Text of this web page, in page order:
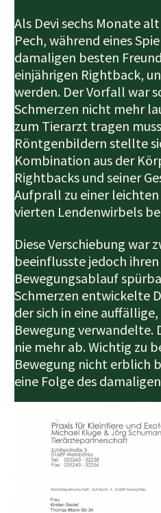
Als Devi sechs Monate
Pech, während eines
damaligen besten
einjährigen Rightback,
werden. Der Vorfall war
Schmerzen nicht mehr
zum Tierarzt tragen
Röntgenbildern stellte
Kombination aus der
Rightbacks und seiner
Aufprall zu einer leichten
vierten Lendenwirbels
Diese Verschiebung war
beeinflusste jedoch
Bewegungsablauf
Schmerzen entwickelte
der sich in eine
Bewegung verwandelte.
nie mehr ab. Wichtig zu
Bewegung nicht erblich
eine Folge des